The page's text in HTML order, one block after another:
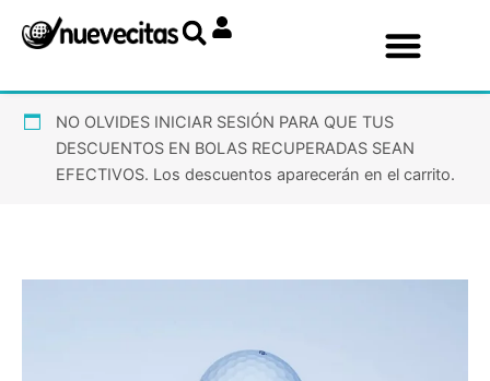
NO OLVIDES INICIAR SESIÓN PARA QUE TUS
DESCUENTOS EN BOLAS RECUPERADAS SEAN
EFECTIVOS. Los descuentos aparecerán en el carrito.